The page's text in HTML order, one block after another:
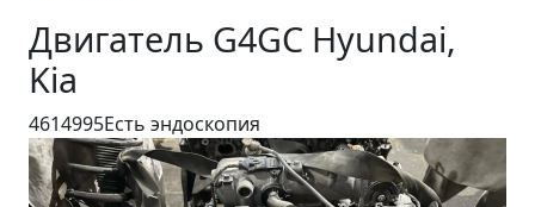
Двигатель G4GC Hyundai,
Kia
4614995Есть эндоскопия